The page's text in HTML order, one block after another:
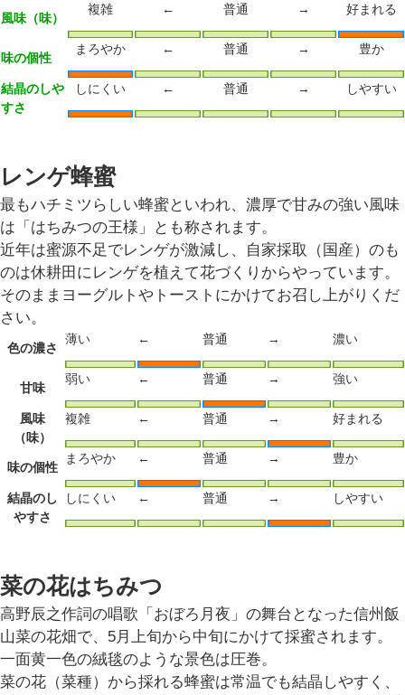
風味（味）
複雑 ← 普通 → 好まれる
味の個性
まろやか ← 普通 → 豊か
結晶のしや
すさ
しにくい ← 普通 → しやすい
レンゲ蜂蜜
最もハチミツらしい蜂蜜といわれ、濃厚で甘みの強い風味
は「はちみつの王様」とも称されます。
近年は蜜源不足でレンゲが激減し、自家採取（国産）のも
のは休耕田にレンゲを植えて花づくりからやっています。
そのままヨーグルトやトーストにかけてお召し上がりくだ
さい。
色の濃さ
薄い ← 普通 → 濃い
甘味
弱い ← 普通 → 強い
風味
（味）
複雑 ← 普通 → 好まれる
味の個性
まろやか ← 普通 → 豊か
結晶のし
やすさ
しにくい ← 普通 → しやすい
菜の花はちみつ
高野辰之作詞の唱歌「おぼろ月夜」の舞台となった信州飯
山菜の花畑で、5月上旬から中旬にかけて採蜜されます。
一面黄一色の絨毯のような景色は圧巻。
菜の花（菜種）から採れる蜂蜜は常温でも結晶しやすく、